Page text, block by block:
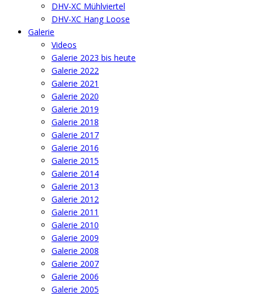
DHV-XC Mühlviertel
DHV-XC Hang Loose
Galerie
Videos
Galerie 2023 bis heute
Galerie 2022
Galerie 2021
Galerie 2020
Galerie 2019
Galerie 2018
Galerie 2017
Galerie 2016
Galerie 2015
Galerie 2014
Galerie 2013
Galerie 2012
Galerie 2011
Galerie 2010
Galerie 2009
Galerie 2008
Galerie 2007
Galerie 2006
Galerie 2005